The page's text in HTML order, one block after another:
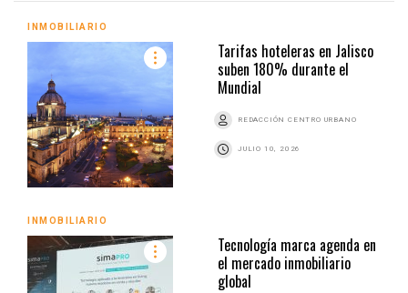
INMOBILIARIO
Tarifas hoteleras en Jalisco
suben 180% durante el
Mundial
REDACCIÓN CENTRO URBANO
JULIO 10, 2026
INMOBILIARIO
Tecnología marca agenda en
el mercado inmobiliario
global